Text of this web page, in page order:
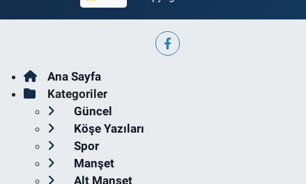
Ana Sayfa
Kategoriler
Güncel
Köşe Yazıları
Spor
Manşet
Alt Manşet